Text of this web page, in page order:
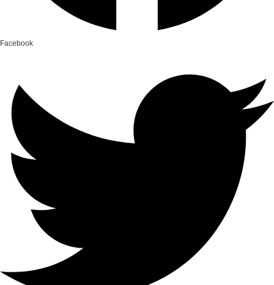
Facebook